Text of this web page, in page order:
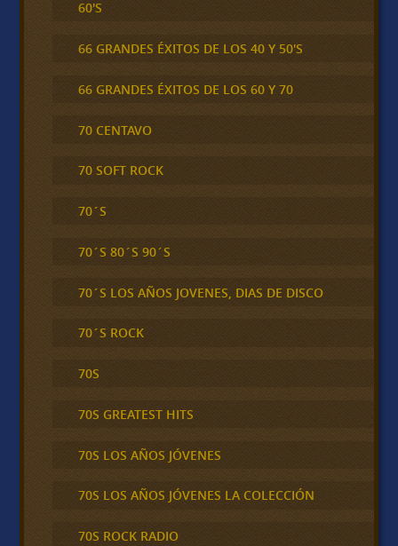
60'S
66 GRANDES ÉXITOS DE LOS 40 Y 50'S
66 GRANDES ÉXITOS DE LOS 60 Y 70
70 CENTAVO
70 SOFT ROCK
70´S
70´S 80´S 90´S
70´S LOS AÑOS JOVENES, DIAS DE DISCO
70´S ROCK
70S
70S GREATEST HITS
70S LOS AÑOS JÓVENES
70S LOS AÑOS JÓVENES LA COLECCIÓN
70S ROCK RADIO